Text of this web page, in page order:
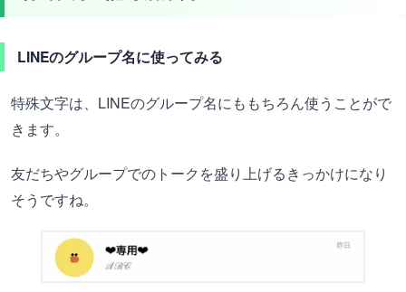
LINEのグループ名に使ってみる
特殊文字は、LINEのグループ名にももちろん使うことがで
きます。
友だちやグループでのトークを盛り上げるきっかけになり
そうですね。